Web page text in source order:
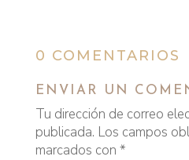
0 COMENTARIOS
ENVIAR UN
Tu dirección de correo
publicada. Los campos
marcados con *